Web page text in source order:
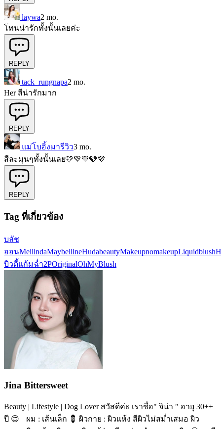
laywa2 mo.
โทนน่ารักทั้งนั้นเลยค่ะ
REPLY
tack_rungnapa2 mo.
Her สีน่ารักมาก
REPLY
แม่โบอิ้งมารีวิว3 mo.
สีละมุนๆทั้งนั้นเลย🩷💚🧡🩵💜
REPLY
Tag ที่เกี่ยวข้อง
บลัช
ออนMeilindaMaybellineHudabeautyMakeupnomakeupLiquidblush
บิวตี้แก้มฉ่ำ2POriginalOhMyBlush
Jina Bittersweet
Beauty | Lifestyle | Dog Lover สวัสดีค่ะ เราชื่อ" จิน่า " อายุ 30++
ปี 😊 ผม : เส้นเล็ก 💈 ผิวกาย : ผิวแห้ง สีผิวไม่สม่ำเสมอ ผิว